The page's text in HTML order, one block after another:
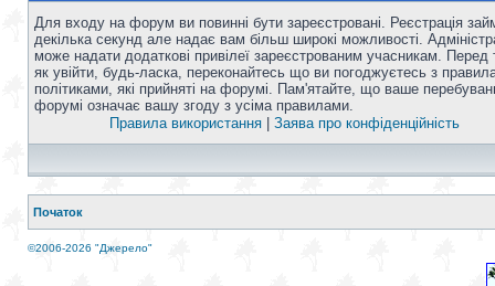
Для входу на форум ви повинні бути зареєстровані. Реєстрація
декілька секунд але надає вам більш широкі можливості.
може надати додаткові привілеї зареєстрованим учасникам. Перед
як увійти, будь-ласка, переконайтесь що ви погоджуєтесь з
політиками, які прийняті на форумі. Пам'ятайте, що ваше
форумі означає вашу згоду з усіма правилами.
Правила використання
Заява про конфіденційність
Початок
©2006-2026 "Джерело"